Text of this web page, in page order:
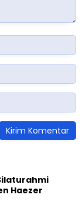
Haezer